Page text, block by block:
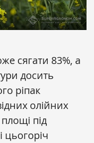
сягати 83%, а
досить
ріпак
олійних
під
цьогоріч